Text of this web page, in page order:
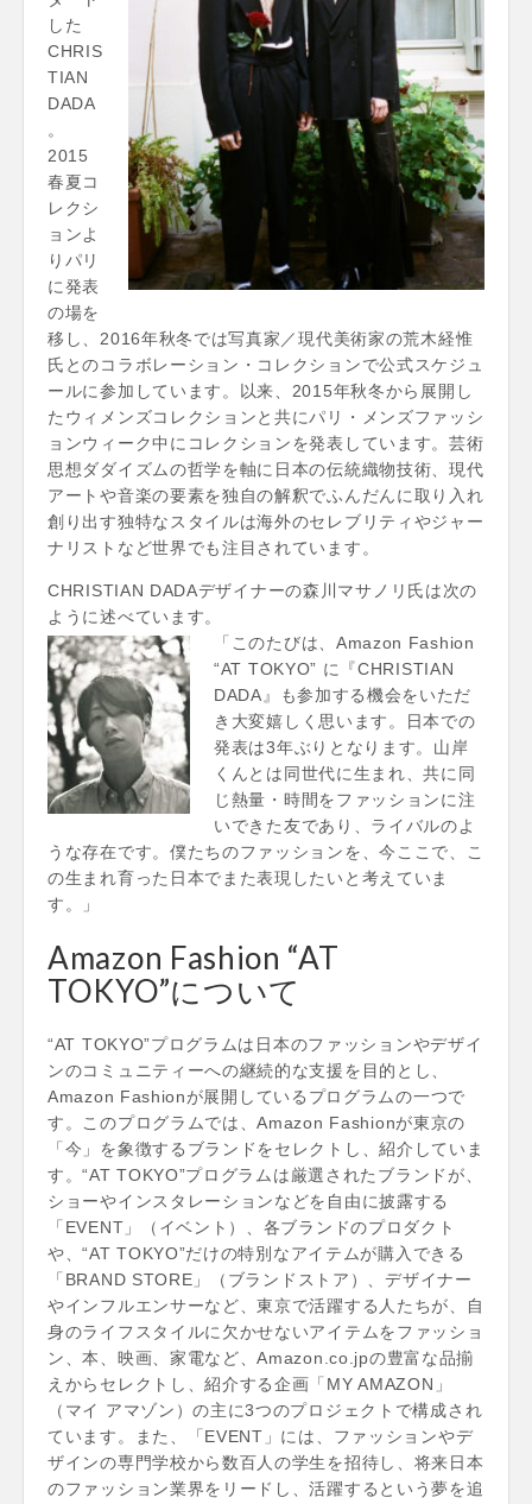
した
CHRIS
TIAN
DADA
。
2015
春夏コ
レクシ
ョンよ
りパリ
に発表
の場を
移し、2016年秋冬では写真家／現代美術家の荒木経惟
氏とのコラボレーション・コレクションで公式スケジュ
ールに参加しています。以来、2015年秋冬から展開し
たウィメンズコレクションと共にパリ・メンズファッシ
ョンウィーク中にコレクションを発表しています。芸術
思想ダダイズムの哲学を軸に日本の伝統織物技術、現代
アートや音楽の要素を独自の解釈でふんだんに取り入れ
創り出す独特なスタイルは海外のセレブリティやジャー
ナリストなど世界でも注目されています。
CHRISTIAN DADAデザイナーの森川マサノリ氏は次の
ように述べています。
「このたびは、Amazon Fashion
“AT TOKYO” に『CHRISTIAN
DADA』も参加する機会をいただ
き大変嬉しく思います。日本での
発表は3年ぶりとなります。山岸
くんとは同世代に生まれ、共に同
じ熱量・時間をファッションに注
いできた友であり、ライバルのよ
うな存在です。僕たちのファッションを、今ここで、こ
の生まれ育った日本でまた表現したいと考えていま
す。」
Amazon Fashion “AT
TOKYO”について
“AT TOKYO”プログラムは日本のファッションやデザイ
ンのコミュニティーへの継続的な支援を目的とし、
Amazon Fashionが展開しているプログラムの一つで
す。このプログラムでは、Amazon Fashionが東京の
「今」を象徴するブランドをセレクトし、紹介していま
す。“AT TOKYO”プログラムは厳選されたブランドが、
ショーやインスタレーションなどを自由に披露する
「EVENT」（イベント）、各ブランドのプロダクト
や、“AT TOKYO”だけの特別なアイテムが購入できる
「BRAND STORE」（ブランドストア）、デザイナー
やインフルエンサーなど、東京で活躍する人たちが、自
身のライフスタイルに欠かせないアイテムをファッショ
ン、本、映画、家電など、Amazon.co.jpの豊富な品揃
えからセレクトし、紹介する企画「MY AMAZON」
（マイ アマゾン）の主に3つのプロジェクトで構成され
ています。また、「EVENT」には、ファッションやデ
ザインの専門学校から数百人の学生を招待し、将来日本
のファッション業界をリードし、活躍するという夢を追